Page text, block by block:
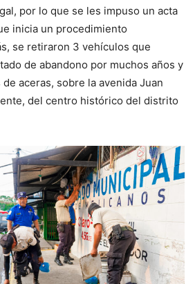
por lo que se les impuso un acta
inicia un procedimiento
se retiraron 3 vehículos que
de abandono por muchos años y
aceras, sobre la avenida Juan
del centro histórico del distrito